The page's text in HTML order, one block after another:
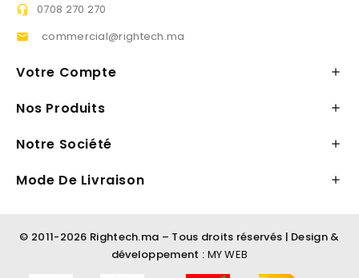
 0708 270 270
 commercial@rightech.ma
Votre Compte 
Nos Produits 
Notre Société 
Mode De Livraison 
© 2011-2026 Rightech.ma – Tous droits réservés | Design &
développement : MY WEB